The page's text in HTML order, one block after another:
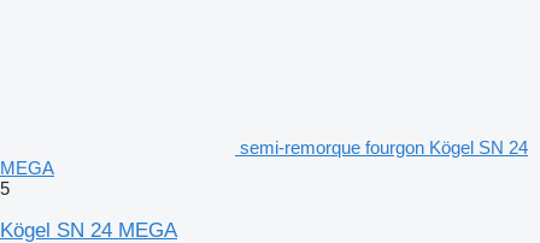
semi-remorque fourgon Kögel SN 24
MEGA
5
Kögel SN 24 MEGA